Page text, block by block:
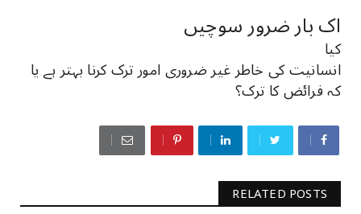
اک بار ضرور سوچیں
کیا
انسانیت کی خاطر غیر ضروری امور ترک کرنا بہتر ہے یا
کہ فرائض کا ترک؟
RELATED POSTS